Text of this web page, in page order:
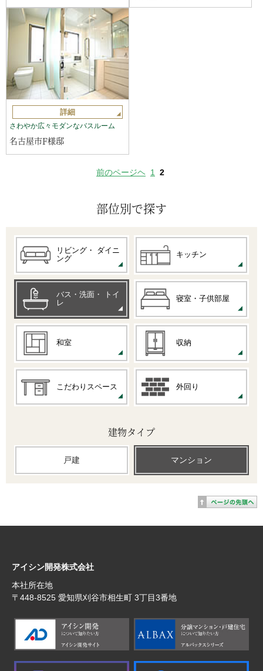
部位別で探す
リビング・
ダイニ
ング
キッチン
バス・洗面・
トイ
レ
寝室・子供部屋
和室 収納
こだわりスペース 外回り
建物タイプ
戸建 マンション
詳細
さわやか広々モダンなバスルーム
名古屋市F様邸
前のページヘ 1 2
アイシン開発株式会社
本社所在地
〒448‐8525 愛知県刈谷市相生町 3丁目3番地